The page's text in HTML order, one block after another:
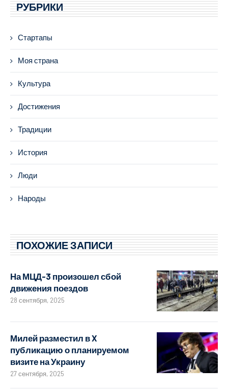
РУБРИКИ
Стартапы
Моя страна
Культура
Достижения
Традиции
История
Люди
Народы
ПОХОЖИЕ ЗАПИСИ
На МЦД-3 произошел сбой
движения поездов
28 сентября, 2025
Милей разместил в X
публикацию о планируемом
визите на Украину
27 сентября, 2025